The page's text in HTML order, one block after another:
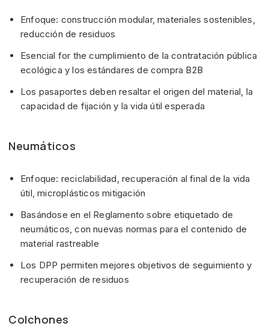
Enfoque: construcción modular, materiales sostenibles,
reducción de residuos
Esencial for the cumplimiento de la contratación pública
ecológica y los estándares de compra B2B
Los pasaportes deben resaltar el origen del material, la
capacidad de fijación y la vida útil esperada
Neumáticos
Enfoque: reciclabilidad, recuperación al final de la vida
útil, microplásticos mitigación
Basándose en el Reglamento sobre etiquetado de
neumáticos, con nuevas normas para el contenido de
material rastreable
Los DPP permiten mejores objetivos de seguimiento y
recuperación de residuos
Colchones